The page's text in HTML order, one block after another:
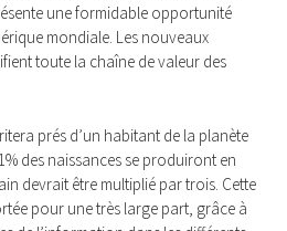
une formidable opportunité
mondiale. Les nouveaux
toute la chaîne de valeur des
prés d’un habitant de la planète
des naissances se produiront en
devrait être multiplié par trois. Cette
pour une très large part, grâce à